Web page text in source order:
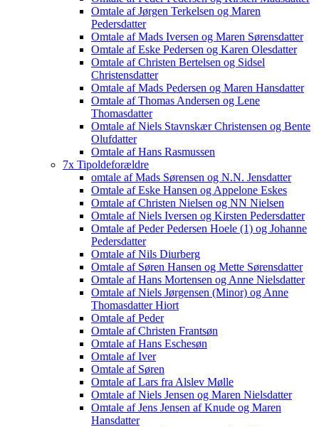
Omtale af Jørgen Terkelsen og Maren
Pedersdatter
Omtale af Mads Iversen og Maren Sørensdatter
Omtale af Eske Pedersen og Karen Olesdatter
Omtale af Christen Bertelsen og Sidsel
Christensdatter
Omtale af Mads Pedersen og Maren Hansdatter
Omtale af Thomas Andersen og Lene
Thomasdatter
Omtale af Niels Stavnskær Christensen og Bente
Olufdatter
Omtale af Hans Rasmussen
7x Tipoldeforældre
omtale af Mads Sørensen og N.N. Jensdatter
Omtale af Eske Hansen og Appelone Eskes
Omtale af Christen Nielsen og NN Nielsen
Omtale af Niels Iversen og Kirsten Pedersdatter
Omtale af Peder Pedersen Hoele (1) og Johanne
Pedersdatter
Omtale af Nils Diurberg
Omtale af Søren Hansen og Mette Sørensdatter
Omtale af Hans Mortensen og Anne Nielsdatter
Omtale af Niels Jørgensen (Minor) og Anne
Thomasdatter Hiort
Omtale af Peder
Omtale af Christen Frantsøn
Omtale af Hans Eschesøn
Omtale af Iver
Omtale af Søren
Omtale af Lars fra Alslev Mølle
Omtale af Niels Jensen og Maren Nielsdatter
Omtale af Jens Jensen af Knude og Maren
Hansdatter